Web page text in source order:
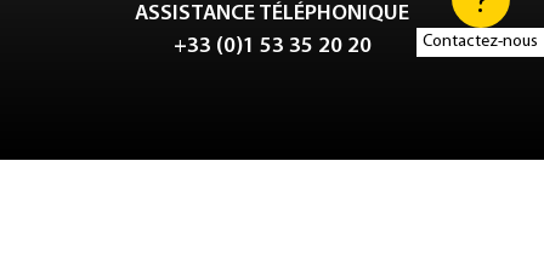
Contactez-nous
ASSISTANCE TÉLÉPHONIQUE
+33 (0)1 53 35 20 20